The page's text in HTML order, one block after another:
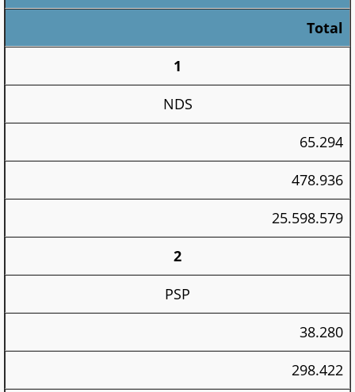
Total
1
NDS
65.294
478.936
25.598.579
2
PSP
38.280
298.422